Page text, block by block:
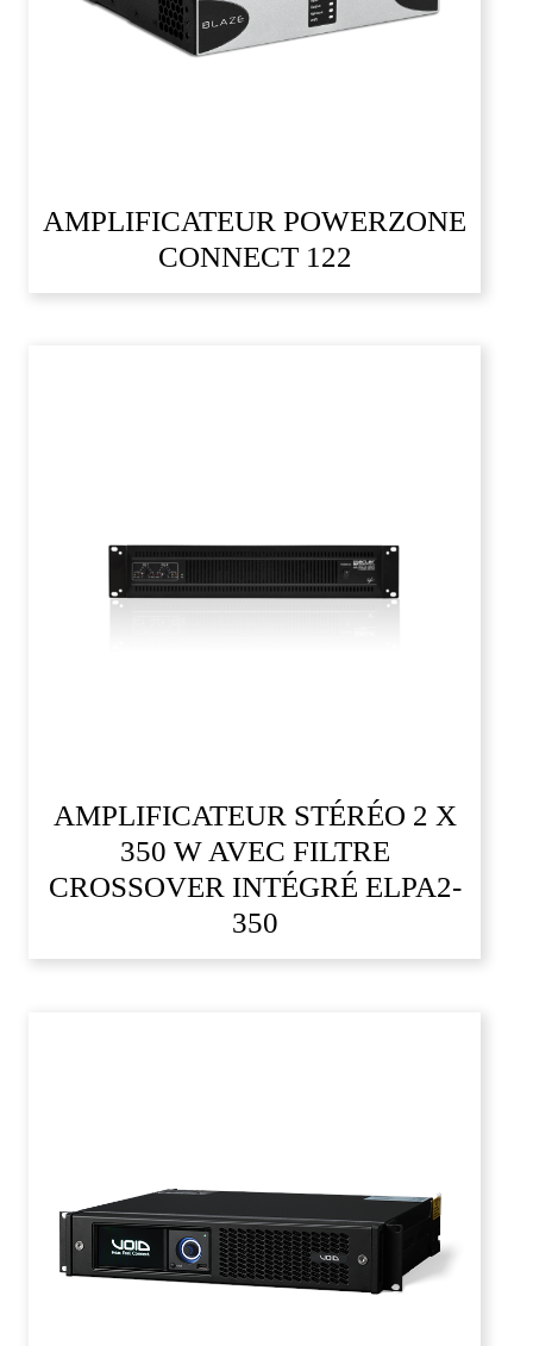
AMPLIFICATEUR POWERZONE
CONNECT 122
AMPLIFICATEUR STÉRÉO 2 X
350 W AVEC FILTRE
CROSSOVER INTÉGRÉ ELPA2-
350